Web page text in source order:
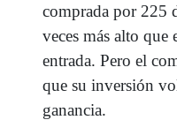
comprada por 225
veces más alto
entrada. Pero el
que su inversión
ganancia.